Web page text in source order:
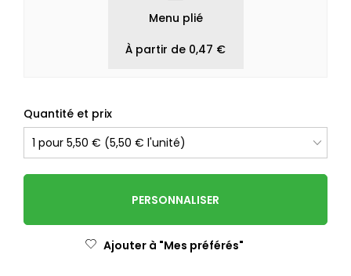
Menu plié
À partir de 0,47 €
Quantité et prix
PERSONNALISER
Ajouter à "Mes préférés"